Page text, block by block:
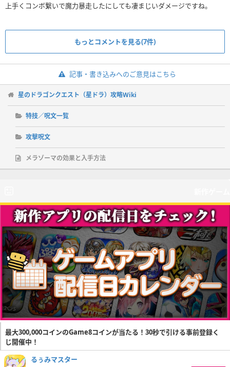
上手くコンボ繋いで魔力暴走したにしても凄まじいダメージですね。
もっとコメントを見る(7件)
記事・書き込みへのご意見はこちら
星のドラゴンクエスト（星ドラ）攻略Wiki
特技／呪文一覧
攻撃呪文
メラゾーマの効果と入手方法
最大300,000コインのGame8コインが当たる！30秒で引ける事前登録く
じ開催中！
るぅみマスター